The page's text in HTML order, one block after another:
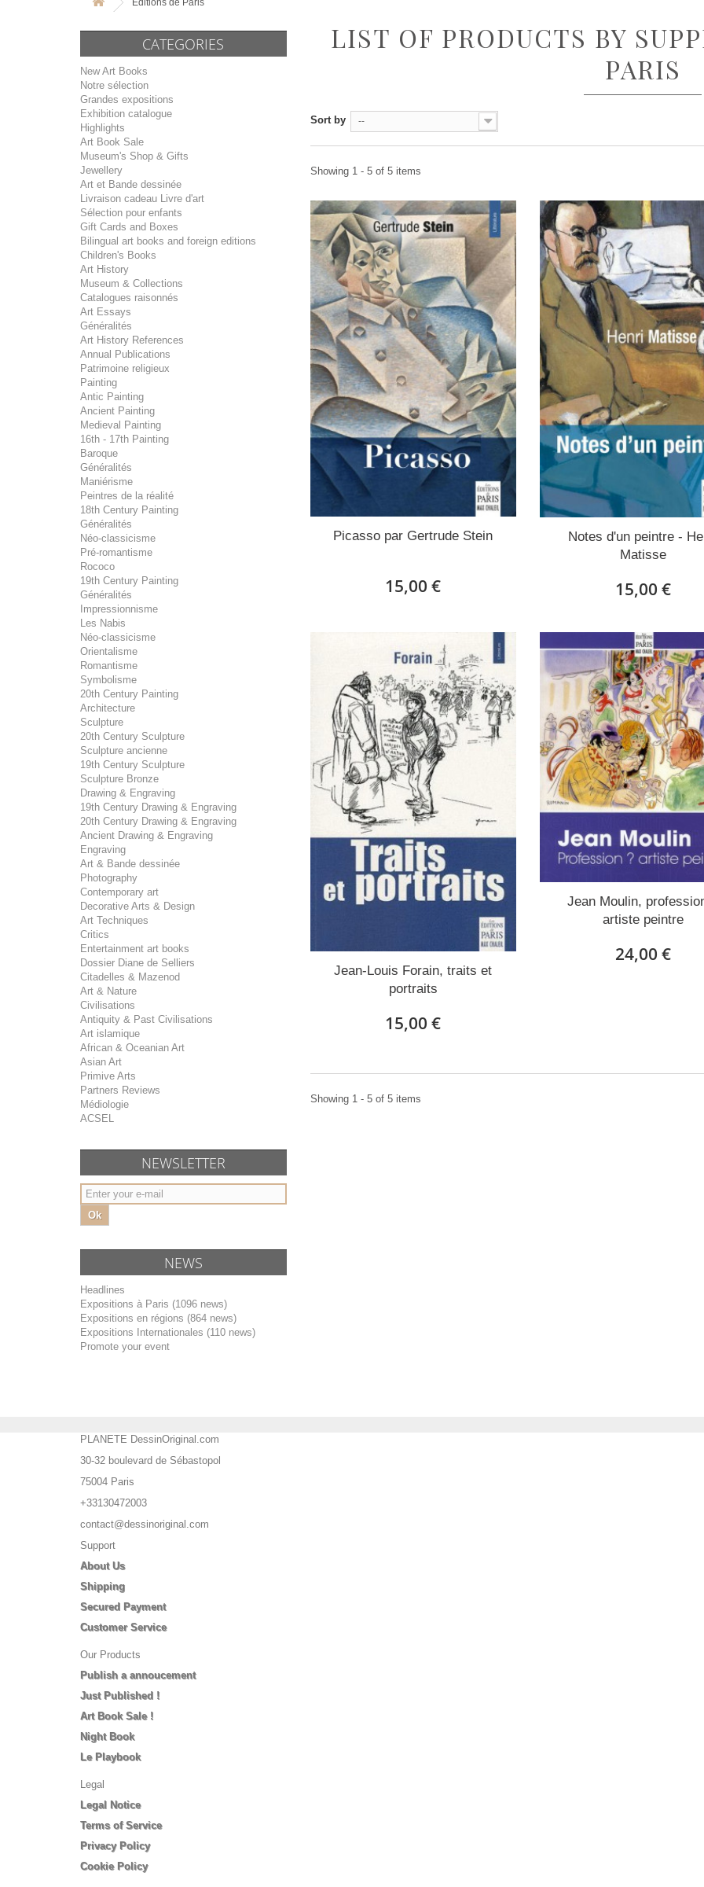
Editions de Paris
CATEGORIES
New Art Books
Notre sélection
Grandes expositions
Exhibition catalogue
Highlights
Art Book Sale
Museum's Shop & Gifts
Jewellery
Art et Bande dessinée
Livraison cadeau Livre d'art
Sélection pour enfants
Gift Cards and Boxes
Bilingual art books and foreign editions
Children's Books
Art History
Museum & Collections
Catalogues raisonnés
Art Essays
Généralités
Art History References
Annual Publications
Patrimoine religieux
Painting
Antic Painting
Ancient Painting
Medieval Painting
16th - 17th Painting
Baroque
Généralités
Maniérisme
Peintres de la réalité
18th Century Painting
Généralités
Néo-classicisme
Pré-romantisme
Rococo
19th Century Painting
Généralités
Impressionnisme
Les Nabis
Néo-classicisme
Orientalisme
Romantisme
Symbolisme
20th Century Painting
Architecture
Sculpture
20th Century Sculpture
Sculpture ancienne
19th Century Sculpture
Sculpture Bronze
Drawing & Engraving
19th Century Drawing & Engraving
20th Century Drawing & Engraving
Ancient Drawing & Engraving
Engraving
Art & Bande dessinée
Photography
Contemporary art
Decorative Arts & Design
Art Techniques
Critics
Entertainment art books
Dossier Diane de Selliers
Citadelles & Mazenod
Art & Nature
Civilisations
Antiquity & Past Civilisations
Art islamique
African & Oceanian Art
Asian Art
Primive Arts
Partners Reviews
Médiologie
ACSEL
NEWSLETTER
Ok
NEWS
Headlines
Expositions à Paris (1096 news)
Expositions en régions (864 news)
Expositions Internationales (110 news)
Promote your event
LIST OF PRODUCTS BY
PARIS
Sort by --
Showing 1 - 5 of 5 items
Picasso par Gertrude Stein
15,00 €
Notes d'un peintre -
Matisse
15,00 €
Jean-Louis Forain, traits et
portraits
15,00 €
Jean Moulin,
artiste peintre
24,00 €
Showing 1 - 5 of 5 items
PLANETE DessinOriginal.com
30-32 boulevard de Sébastopol
75004 Paris
+33130472003
contact@dessinoriginal.com
Support
About Us
Shipping
Secured Payment
Customer Service
Our Products
Publish a annoucement
Just Published !
Art Book Sale !
Night Book
Le Playbook
Legal
Legal Notice
Terms of Service
Privacy Policy
Cookie Policy